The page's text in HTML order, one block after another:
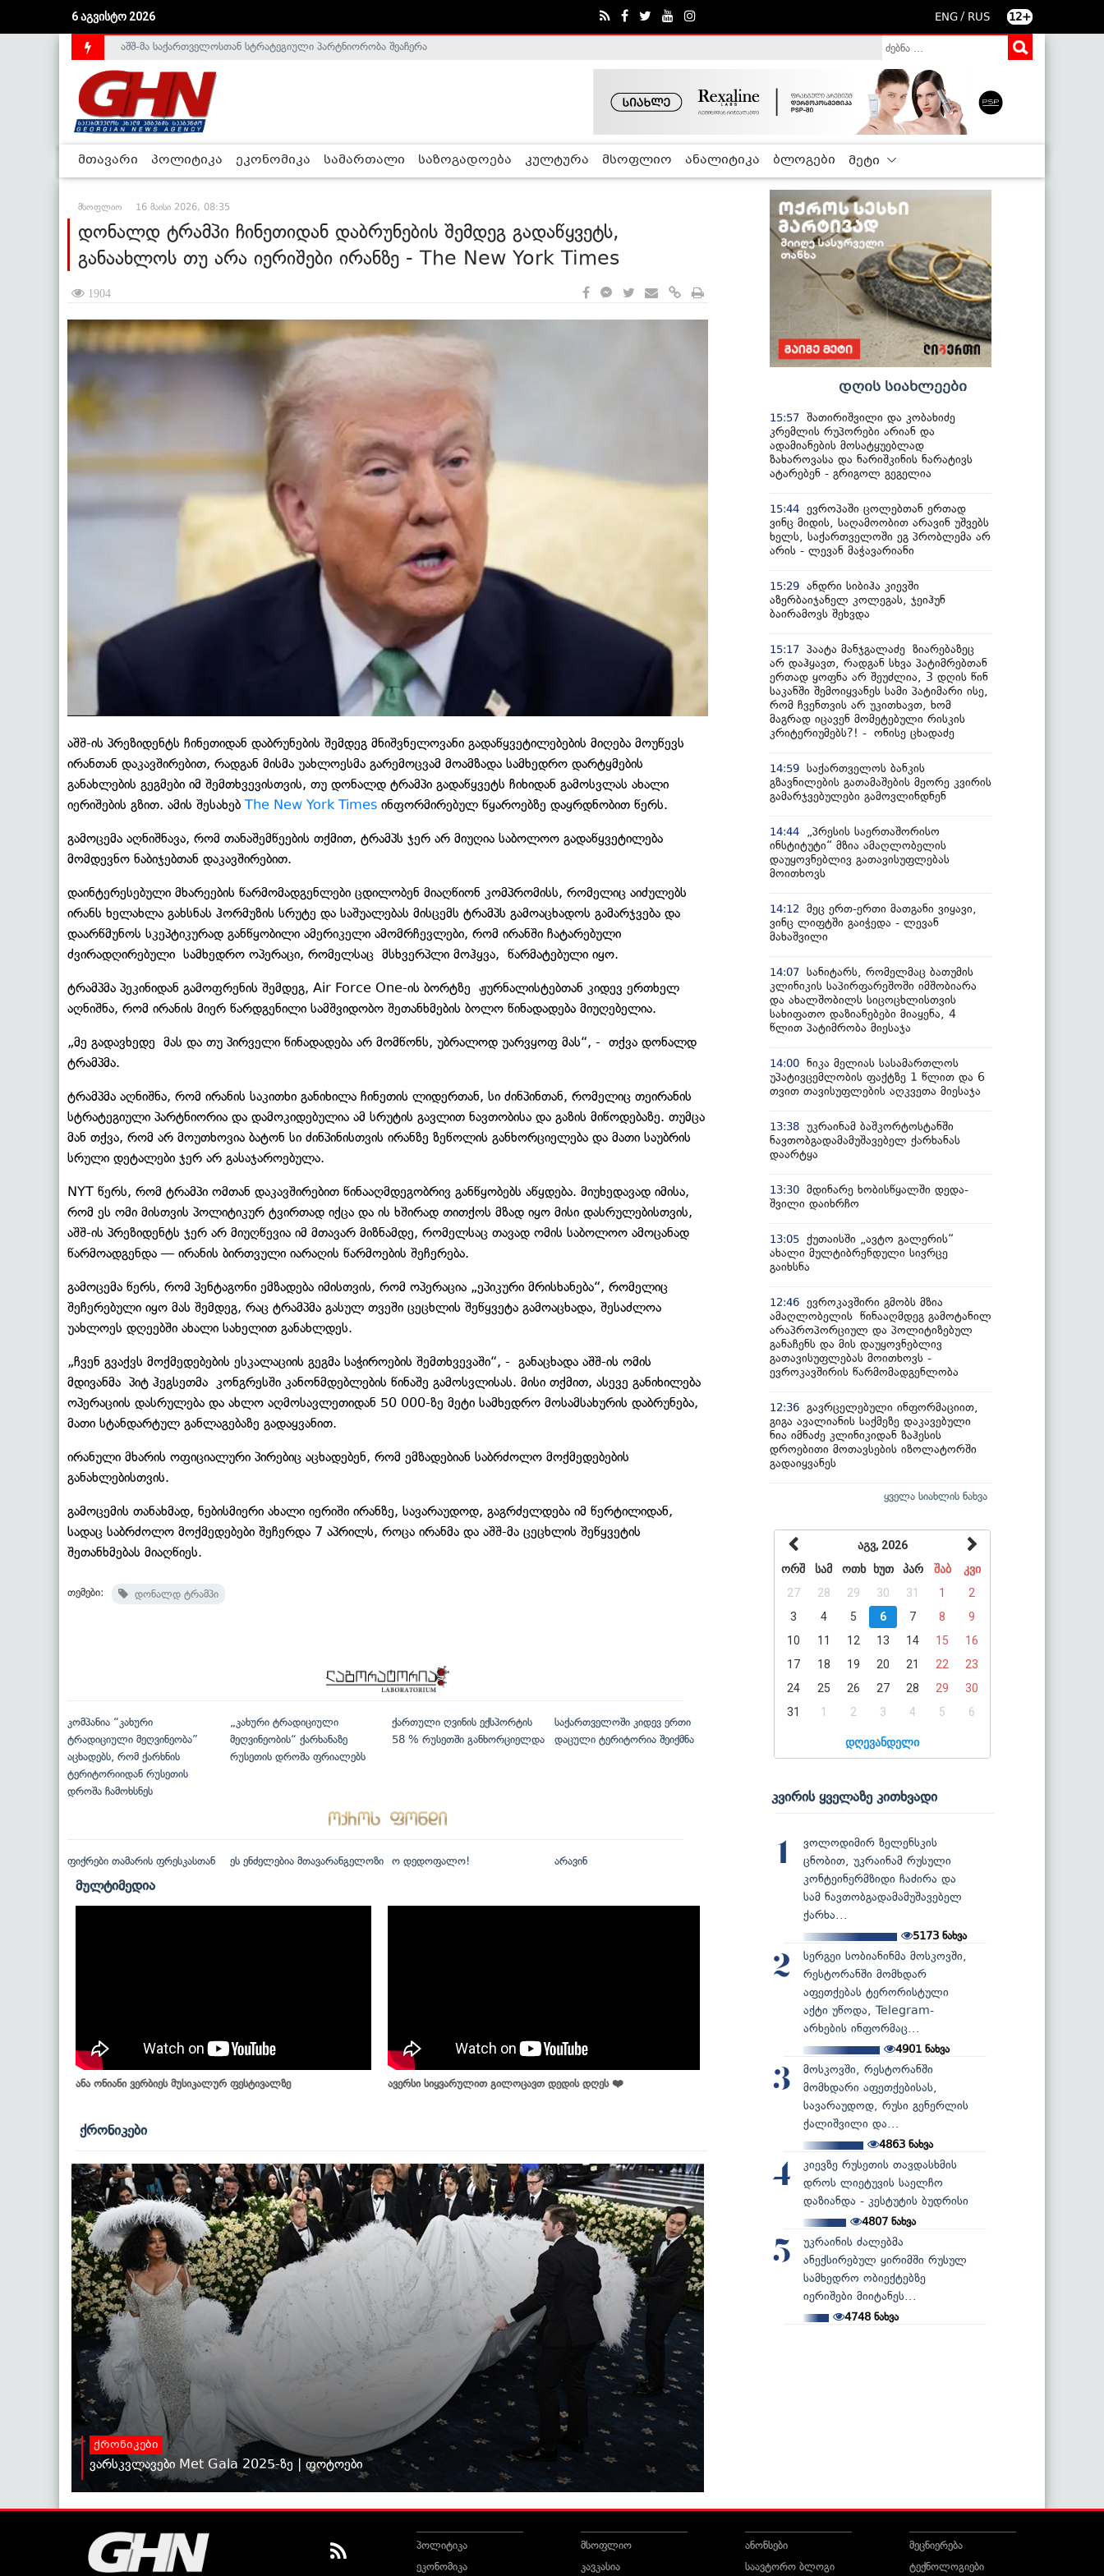
6 აგვისტო 2026 ENG / RUS 12+
საქართველოს დე-ფაქტო მთავრობა არალეგიტიმურია - ჰელსინკის კომისია
მთავარი პოლიტიკა ეკონომიკა სამართალი საზოგადოება კულტურა მსოფლიო ანალიტიკა ბლოგები მეტი
მსოფლიო 16 მაისი 2026, 08:35
დონალდ ტრამპი ჩინეთიდან დაბრუნების შემდეგ გადაწყვეტს,
განაახლოს თუ არა იერიშები ირანზე - The New York Times
1904
აშშ-ის პრეზიდენტს ჩინეთიდან დაბრუნების შემდეგ მნიშვნელოვანი გადაწყვეტილებების მიღება მოუწევს
ირანთან დაკავშირებით, რადგან მისმა უახლოესმა გარემოცვამ მოამზადა სამხედრო დარტყმების
განახლების გეგმები იმ შემთხვევისთვის, თუ დონალდ ტრამპი გადაწყვეტს ჩიხიდან გამოსვლას ახალი
იერიშების გზით. ამის შესახებ The New York Times ინფორმირებულ წყაროებზე დაყრდნობით წერს.
გამოცემა აღნიშნავა, რომ თანაშემწეების თქმით, ტრამპს ჯერ არ მიუღია საბოლოო გადაწყვეტილება
მომდევნო ნაბიჯებთან დაკავშირებით.
დაინტერესებული მხარეების წარმომადგენლები ცდილობენ მიაღწიონ კომპრომისს, რომელიც აიძულებს
ირანს ხელახლა გახსნას ჰორმუზის სრუტე და საშუალებას მისცემს ტრამპს გამოაცხადოს გამარჯვება და
დაარწმუნოს სკეპტიკურად განწყობილი ამერიკელი ამომრჩევლები, რომ ირანში ჩატარებული
ძვირადღირებული სამხედრო ოპერაცი, რომელსაც მსხვერპლი მოჰყვა, წარმატებული იყო.
ტრამპმა პეკინიდან გამოფრენის შემდეგ, Air Force One-ის ბორტზე ჟურნალისტებთან კიდევ ერთხელ
აღნიშნა, რომ ირანის მიერ წარდგენილი სამშვიდობო შეთანხმების ბოლო წინადადება მიუღებელია.
„მე გადავხედე მას და თუ პირველი წინადადება არ მომწონს, უბრალოდ უარვყოფ მას“, - თქვა დონალდ
ტრამპმა.
ტრამპმა აღნიშნა, რომ ირანის საკითხი განიხილა ჩინეთის ლიდერთან, სი ძინპინთან, რომელიც თეირანის
სტრატეგიული პარტნიორია და დამოკიდებულია ამ სრუტის გავლით ნავთობისა და გაზის მიწოდებაზე. თუმცა
მან თქვა, რომ არ მოუთხოვია ბატონ სი ძინპინისთვის ირანზე ზეწოლის განხორციელება და მათი საუბრის
სრული დეტალები ჯერ არ გასაჯაროებულა.
NYT წერს, რომ ტრამპი ომთან დაკავშირებით წინააღმდეგობრივ განწყობებს აწყდება. მიუხედავად იმისა,
რომ ეს ომი მისთვის პოლიტიკურ ტვირთად იქცა და ის ხშირად თითქოს მზად იყო მისი დასრულებისთვის,
აშშ-ის პრეზიდენტს ჯერ არ მიუღწევია იმ მთავარ მიზნამდე, რომელსაც თავად ომის საბოლოო ამოცანად
წარმოადგენდა — ირანის ბირთვული იარაღის წარმოების შეჩერება.
გამოცემა წერს, რომ პენტაგონი ემზადება იმისთვის, რომ ოპერაცია „ეპიკური მრისხანება“, რომელიც
შეჩერებული იყო მას შემდეგ, რაც ტრამპმა გასულ თვეში ცეცხლის შეწყვეტა გამოაცხადა, შესაძლოა
უახლოეს დღეებში ახალი სახელით განახლდეს.
„ჩვენ გვაქვს მოქმედებების ესკალაციის გეგმა საჭიროების შემთხვევაში“, - განაცხადა აშშ-ის ომის
მდივანმა პიტ ჰეგსეთმა კონგრესში კანონმდებლების წინაშე გამოსვლისას. მისი თქმით, ასევე განიხილება
ოპერაციის დასრულება და ახლო აღმოსავლეთიდან 50 000-ზე მეტი სამხედრო მოსამსახურის დაბრუნება,
მათი სტანდარტულ განლაგებაზე გადაყვანით.
ირანული მხარის ოფიციალური პირებიც აცხადებენ, რომ ემზადებიან საბრძოლო მოქმედებების
განახლებისთვის.
გამოცემის თანახმად, ნებისმიერი ახალი იერიში ირანზე, სავარაუდოდ, გაგრძელდება იმ წერტილიდან,
სადაც საბრძოლო მოქმედებები შეჩერდა 7 აპრილს, როცა ირანმა და აშშ-მა ცეცხლის შეწყვეტის
შეთანხმებას მიაღწიეს.
თემები: დონალდ ტრამპი
კომპანია “კახური
ტრადიციული მეღვინეობა”
აცხადებს, რომ ქარხნის
ტერიტორიიდან რუსეთის
დროშა ჩამოხსნეს
„კახური ტრადიციული
მეღვინეობის“ ქარხანაზე
რუსეთის დროშა ფრიალებს
ქართული ღვინის ექსპორტის
58 % რუსეთში განხორციელდა
საქართველოში კიდევ ერთი
დაცული ტერიტორია შეიქმნა
ფიქრები თამარის ფრესკასთან ეს ენძელებია მთავარანგელოზი ო დედოფალო! არავინ
მულტიმედია
ანა ონიანი ვერბიეს მუსიკალურ ფესტივალზე ავერსი სიყვარულით გილოცავთ დედის დღეს ❤️
ქრონიკები
ქრონიკები
ვარსკვლავები Met Gala 2025-ზე | ფოტოები
დღის სიახლეები
15:57 შათირიშვილი და კობახიძე
კრემლის რუპორები არიან და
ადამიანების მოსატყუებლად
ზახაროვასა და ნარიშკინის ნარატივს
ატარებენ - გრიგოლ გეგელია
15:44 ევროპაში ცოლებთან ერთად
ვინც მიდის, საღამოობით არავინ უშვებს
ხელს, საქართველოში ეგ პრობლემა არ
არის - ლევან მაჭავარიანი
15:29 ანდრი სიბიჰა კიევში
აზერბაიჯანელ კოლეგას, ჯეიჰუნ
ბაირამოვს შეხვდა
15:17 პაატა მანჯგალაძე ზიარებაზეც
არ დაჰყავთ, რადგან სხვა პატიმრებთან
ერთად ყოფნა არ შეუძლია, 3 დღის წინ
საკანში შემოიყვანეს სამი პატიმარი ისე,
რომ ჩვენთვის არ უკითხავთ, ხომ
მაგრად იცავენ მომეტებული რისკის
კრიტერიუმებს?! - ონისე ცხადაძე
14:59 საქართველოს ბანკის
გზავნილების გათამაშების მეორე კვირის
გამარჯვებულები გამოვლინდნენ
14:44
„პრესის საერთაშორისო
ინსტიტუტი“ მზია ამაღლობელის
დაუყოვნებლივ გათავისუფლებას
მოითხოვს
14:12
მეც ერთ-ერთი მათგანი ვიყავი,
ვინც ლიფტში გაიჭედა - ლევან
მახაშვილი
14:07 სანიტარს, რომელმაც ბათუმის
კლინიკის საპირფარეშოში იმშობიარა
და ახალშობილს სიცოცხლისთვის
სახიფათო დაზიანებები მიაყენა, 4
წლით პატიმრობა მიესაჯა
14:00 ნიკა მელიას სასამართლოს
უპატივცემლობის ფაქტზე 1 წლით და 6
თვით თავისუფლების აღკვეთა მიესაჯა
13:38 უკრაინამ ბაშკორტოსტანში
ნავთობგადამამუშავებელ ქარხანას
დაარტყა
13:30 მდინარე ხობისწყალში დედა-
შვილი დაიხრჩო
13:05 ქუთაისში „ავტო გალერის“
ახალი მულტიბრენდული სივრცე
გაიხსნა
12:46 ევროკავშირი გმობს მზია
ამაღლობელის წინააღმდეგ გამოტანილ
არაპროპორციულ და პოლიტიზებულ
განაჩენს და მის დაუყოვნებლივ
გათავისუფლებას მოითხოვს -
ევროკავშირის წარმომადგენლობა
12:36 გავრცელებული ინფორმაციით,
გიგა ავალიანის საქმეზე დაკავებული
ნია იმნაძე კლინიკიდან ზაჰესის
დროებითი მოთავსების იზოლატორში
გადაიყვანეს
ყველა სიახლის ნახვა
აგვ, 2026
ორშ
სამ ოთხ ხუთ პარ შაბ
კვი
27
28 29 30 31 1
2
3
4 5 6 7 8
9
10
11 12 13 14 15
16
17
18 19 20 21 22
23
24
25 26 27 28 29
30
31
1 2 3 4 5 6
დღევანდელი
კვირის ყველაზე კითხვადი
1
ვოლოდიმირ ზელენსკის
ცნობით, უკრაინამ რუსული
კონტეინერმზიდი ჩაძირა და
სამ ნავთობგადამამუშავებელ
ქარხა...
5173 ნახვა
2
სერგეი სობიანინმა მოსკოვში,
რესტორანში მომხდარ
აფეთქებას ტერორისტული
აქტი უწოდა, Telegram-
არხების ინფორმაც...
4901 ნახვა
3
მოსკოვში, რესტორანში
მომხდარი აფეთქებისას,
სავარაუდოდ, რუსი გენერლის
ქალიშვილი და...
4863ნახვა
4
კიევზე რუსეთის თავდასხმის
დროს ლიეტუვის საელჩო
დაზიანდა - კესტუტის ბუდრისი
4807ნახვა
5
უკრაინის ძალებმა
ანექსირებულ ყირიმში რუსულ
სამხედრო ობიექტებზე
იერიშები მიიტანეს...
4748 ნახვა
პოლიტიკა
ეკონომიკა
მსოფლიო
კავკასია
ანონსები
საავტორო ბლოგი
მეცნიერება
ტექნოლოგიები